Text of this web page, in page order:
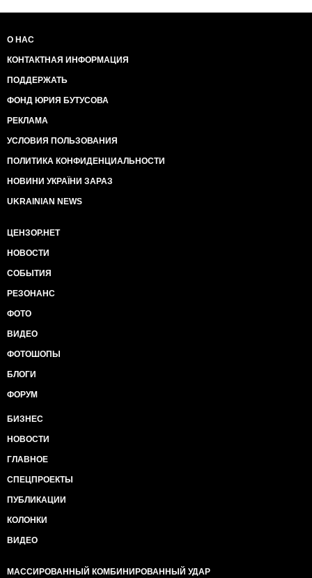
О НАС
КОНТАКТНАЯ ИНФОРМАЦИЯ
ПОДДЕРЖАТЬ
ФОНД ЮРИЯ БУТУСОВА
РЕКЛАМА
УСЛОВИЯ ПОЛЬЗОВАНИЯ
ПОЛИТИКА КОНФИДЕНЦИАЛЬНОСТИ
НОВИНИ УКРАЇНИ ЗАРАЗ
UKRAINIAN NEWS
ЦЕНЗОР.НЕТ
НОВОСТИ
СОБЫТИЯ
РЕЗОНАНС
ФОТО
ВИДЕО
ФОТОШОПЫ
БЛОГИ
ФОРУМ
БИЗНЕС
НОВОСТИ
ГЛАВНОЕ
СПЕЦПРОЕКТЫ
ПУБЛИКАЦИИ
КОЛОНКИ
ВИДЕО
МАССИРОВАННЫЙ КОМБИНИРОВАННЫЙ УДАР